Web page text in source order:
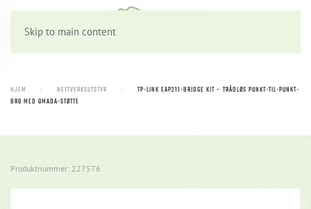
Skip to main content
HJEM NETTVERKSUTSTYR
TP-LINK EAP211-BRIDGE KIT – TRÅDLØS PUNKT-TIL-PUNKT-
BRO MED OMADA-STØTTE
Produktnummer: 227576